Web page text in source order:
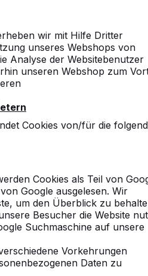
wir mit Hilfe Dritter
unseres Webshops von
Analyse der Websitebenutzer
unseren Webshop zum
Cookies von/für die
Cookies als Teil von
Google ausgelesen. Wir
um den Überblick zu
Besucher die Website
Suchmaschine auf unsere
Vorkehrungen
Daten zu